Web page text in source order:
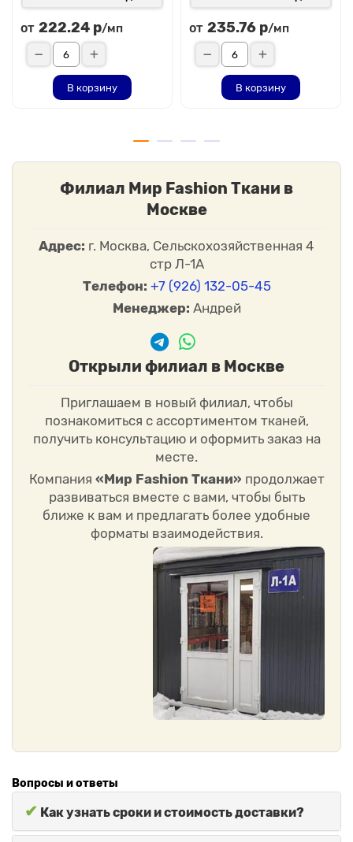
от 222.24 р/мп
В корзину
от 235.76 р/мп
В корзину
Филиал Мир Fashion Ткани в
Москве
Адрес: г. Москва, Сельскохозяйственная 4
стр Л-1А
Телефон: +7 (926) 132-05-45
Менеджер: Андрей
Открыли филиал в Москве
Приглашаем в новый филиал, чтобы
познакомиться с ассортиментом тканей,
получить консультацию и оформить заказ на
месте.
Компания «Мир Fashion Ткани» продолжает
развиваться вместе с вами, чтобы быть
ближе к вам и предлагать более удобные
форматы взаимодействия.
Вопросы и ответы
✔ Как узнать сроки и стоимость доставки?